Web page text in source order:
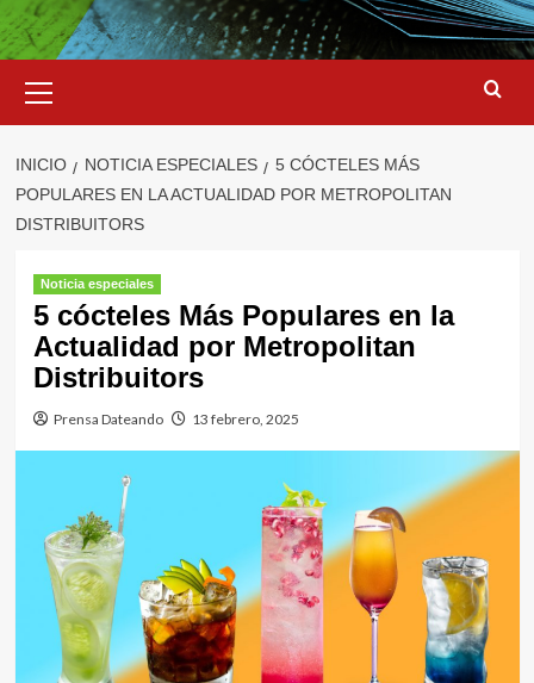
primario
INICIO NOTICIA ESPECIALES
5 CÓCTELES MÁS
POPULARES EN LA ACTUALIDAD POR METROPOLITAN
DISTRIBUITORS
Noticia especiales
5 cócteles Más Populares en la
Actualidad por Metropolitan
Distribuitors
Prensa Dateando 13 febrero, 2025